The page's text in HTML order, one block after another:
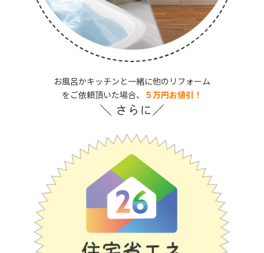
お風呂かキッチンと一緒に他のリフォーム
をご依頼頂いた場合、
５万円お値引！
＼ さらに／